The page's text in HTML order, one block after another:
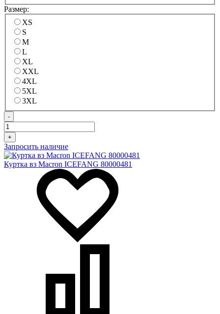
Размер:
XS
S
M
L
XL
XXL
4XL
5XL
3XL
-
+
Запросить наличие
Куртка вз Macron ICEFANG 80000481